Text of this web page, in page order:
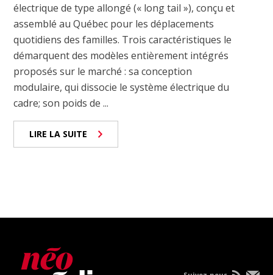
électrique de type allongé (« long tail »), conçu et
assemblé au Québec pour les déplacements
quotidiens des familles. Trois caractéristiques le
démarquent des modèles entièrement intégrés
proposés sur le marché : sa conception
modulaire, qui dissocie le système électrique du
cadre; son poids de ...
LIRE LA SUITE